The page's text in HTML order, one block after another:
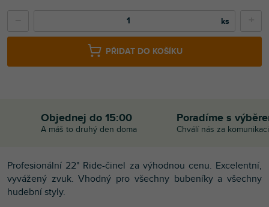
PŘIDAT DO KOŠÍKU
Objednej do 15:00
A máš to druhý den doma
Poradíme s
Chválí nás za komunikaci
Profesionální 22" Ride-činel za výhodnou cenu. Excelentní,
vyvážený zvuk. Vhodný pro všechny bubeníky a všechny
hudební styly.